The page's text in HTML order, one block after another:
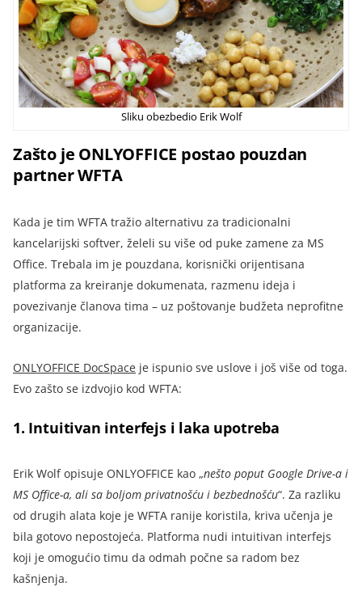
Sliku obezbedio Erik Wolf
Zašto je ONLYOFFICE postao pouzdan
partner WFTA
Kada je tim WFTA tražio alternativu za tradicionalni
kancelarijski softver, želeli su više od puke zamene za MS
Office. Trebala im je pouzdana, korisnički orijentisana
platforma za kreiranje dokumenata, razmenu ideja i
povezivanje članova tima – uz poštovanje budžeta neprofitne
organizacije.
ONLYOFFICE DocSpace je ispunio sve uslove i još više od toga.
Evo zašto se izdvojio kod WFTA:
1. Intuitivan interfejs i laka upotreba
Erik Wolf opisuje ONLYOFFICE kao „nešto poput Google Drive-a i
MS Office-a, ali sa boljom privatnošću i bezbednošću“. Za razliku
od drugih alata koje je WFTA ranije koristila, kriva učenja je
bila gotovo nepostojeća. Platforma nudi intuitivan interfejs
koji je omogućio timu da odmah počne sa radom bez
kašnjenja.